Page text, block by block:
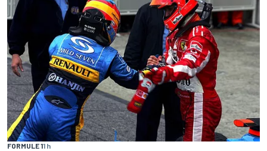
FORMULE 11 h